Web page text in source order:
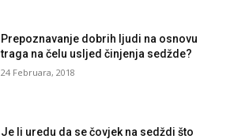
Prepoznavanje dobrih ljudi na osnovu
traga na čelu usljed činjenja sedžde?
24 Februara, 2018
Je li uredu da se čovjek na sedždi što